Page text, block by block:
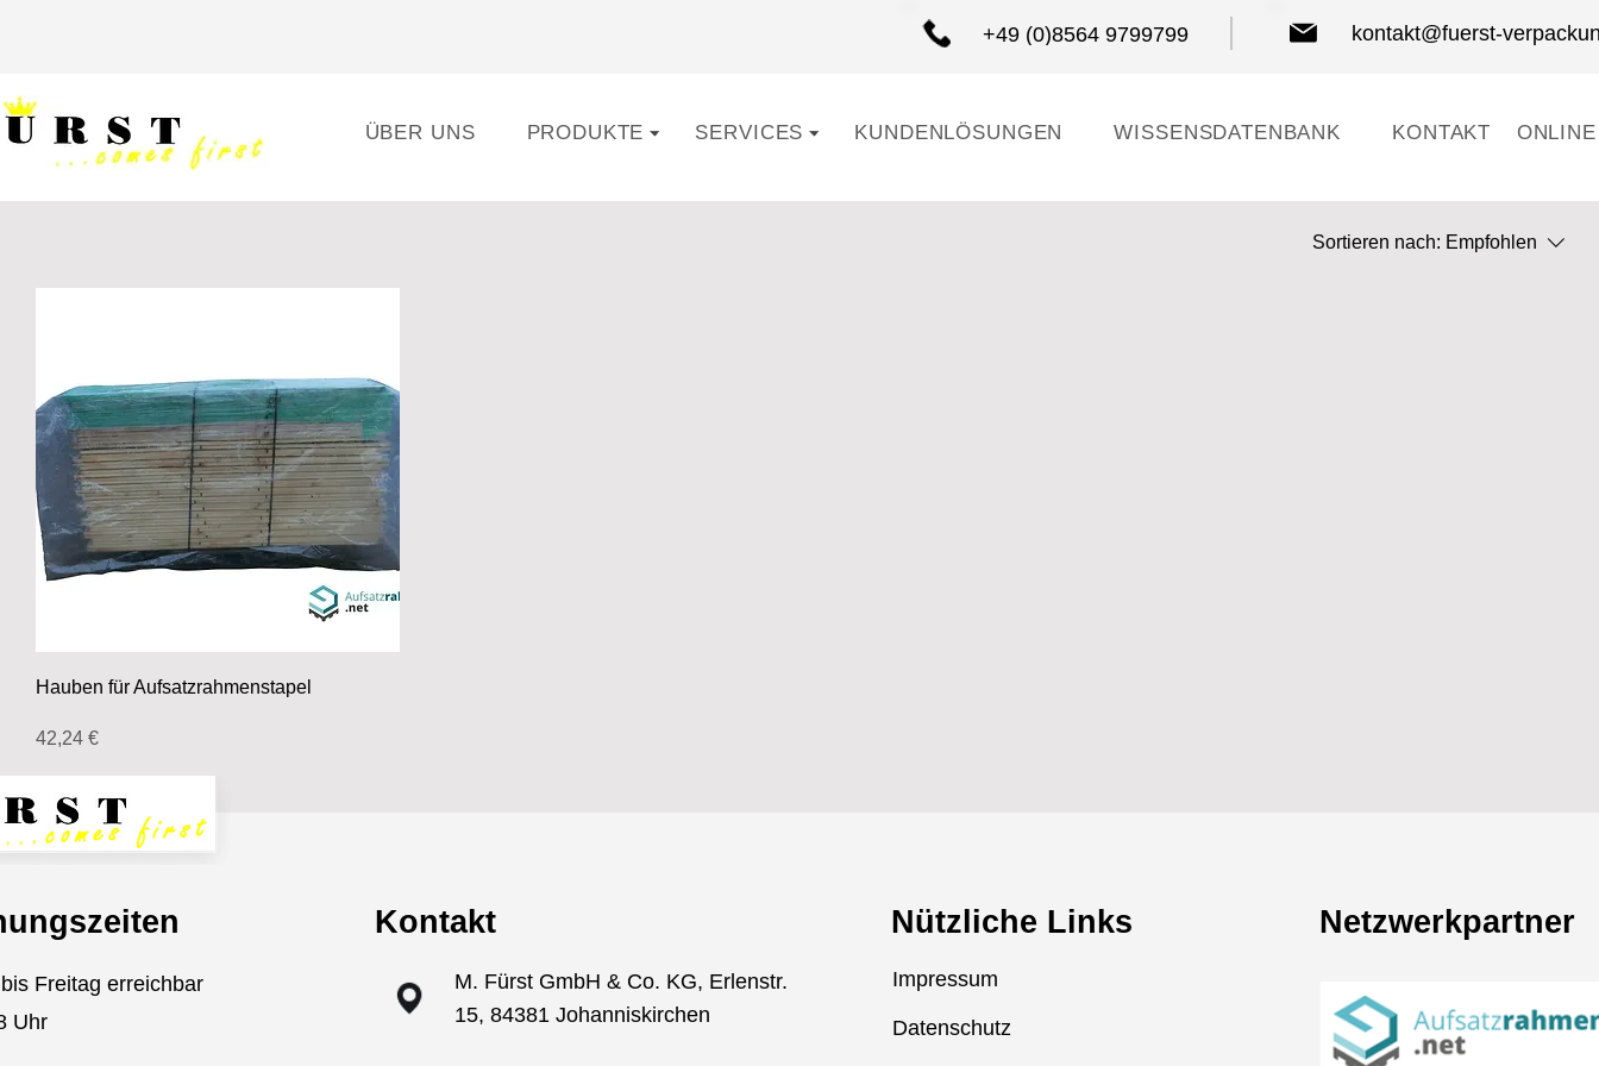
+49 (0)8564 9799799 kontakt@fuerst-
ÜBER UNS PRODUKTE SERVICES KUNDENLÖSUNGEN WISSENSDATENBANK KONTAKT
Sortieren nach: Empfohlen
Hauben für Aufsatzrahmenstapel
Preis
42,24 €
Nützliche Links
Freitag erreichbar
Uhr
M. Fürst GmbH & Co. KG, Erlenstr.
15, 84381 Johanniskirchen
Impressum
Datenschutz
Netzwerkpartner
Kontakt